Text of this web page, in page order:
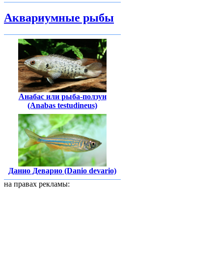
Аквариумные рыбы
Анабас или рыба-ползун
(Anabas testudineus)
Данио Деварио (Danio devario)
на правах рекламы: